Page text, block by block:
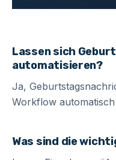
Lassen sich
automatisieren?
Ja,
Workflow
Was sind die